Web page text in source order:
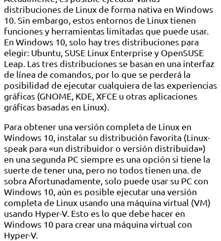
distribuciones de Linux de forma nativa en Windows
10. Sin embargo, estos entornos de Linux tienen
funciones y herramientas limitadas que puede usar.
En Windows 10, solo hay tres distribuciones para
elegir: Ubuntu, SUSE Linux Enterprise y OpenSUSE
Leap. Las tres distribuciones se basan en una interfaz
de línea de comandos, por lo que se perderá la
posibilidad de ejecutar cualquiera de las experiencias
gráficas (GNOME, KDE, XFCE u otras aplicaciones
gráficas basadas en Linux).
Para obtener una versión completa de Linux en
Windows 10, instalar su distribución favorita (Linux-
speak para «un distribuidor o versión distribuida»)
en una segunda PC siempre es una opción si tiene la
suerte de tener una, pero no todos tienen una. de
sobra Afortunadamente, solo puede usar su PC con
Windows 10, aún es posible ejecutar una versión
completa de Linux usando una máquina virtual (VM)
usando Hyper-V. Esto es lo que debe hacer en
Windows 10 para crear una máquina virtual con
Hyper-V.